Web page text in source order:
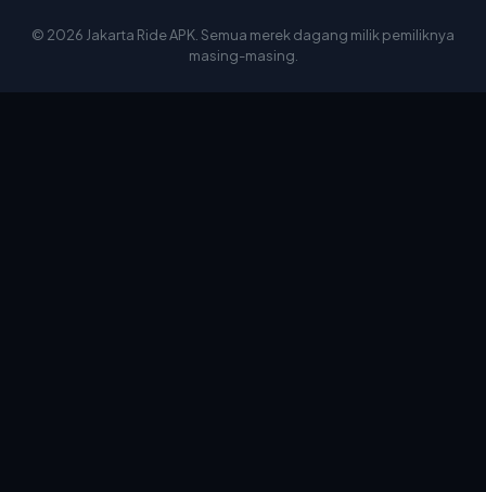
© 2026 Jakarta Ride APK. Semua merek dagang milik pemiliknya
masing-masing.